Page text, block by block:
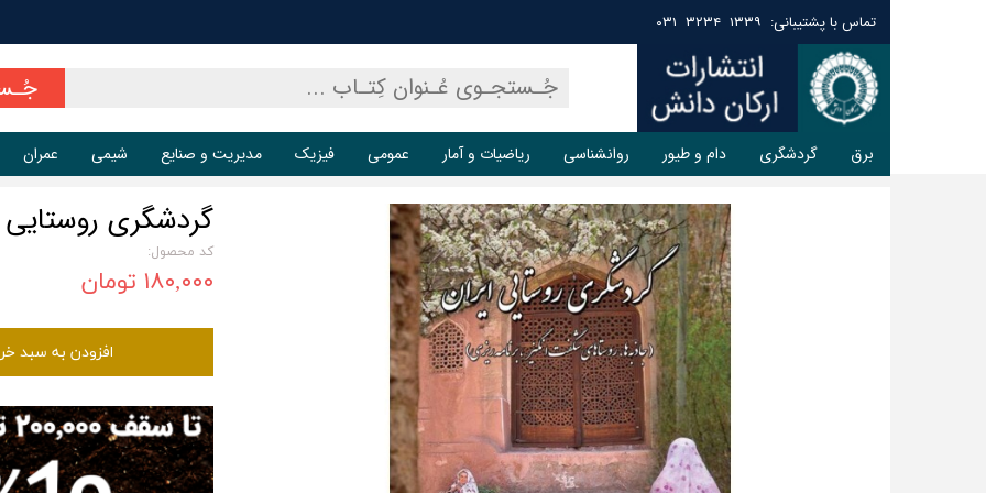
برق گردشگری دام و طیور روانشناسی ریاضیات و آمار عمومی فیزیک مدیریت و صنایع شیمی عمران
تماس با پشتیبانی: ۱۳۳۹ ۳۲۳۴ ۰۳۱
گردشگری روستایی
کد محصول:
۱۸۰,۰۰۰ تومان
افزودن به سبد